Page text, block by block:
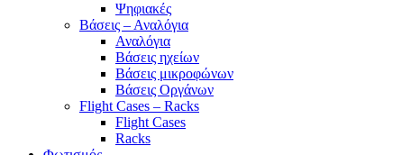
Ψηφιακές
Βάσεις – Αναλόγια
Αναλόγια
Βάσεις ηχείων
Βάσεις μικροφώνων
Βάσεις Οργάνων
Flight Cases – Racks
Flight Cases
Racks